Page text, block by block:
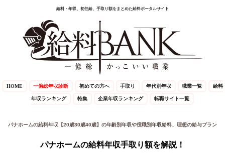
給料・年収、初任給、手取り額をまとめた給料ポータルサイト
HOME 一億総年収診断 初めての方へ 手取り 年代別年収 職業一覧 給料
年収ランキング 特集 企業年収ランキング 転職サイト一覧
パナホームの給料年収【20歳30歳40歳】の年齢別年収や役職別年収給料、理想の給与プラン
パナホームの給料年収手取り額を解説！